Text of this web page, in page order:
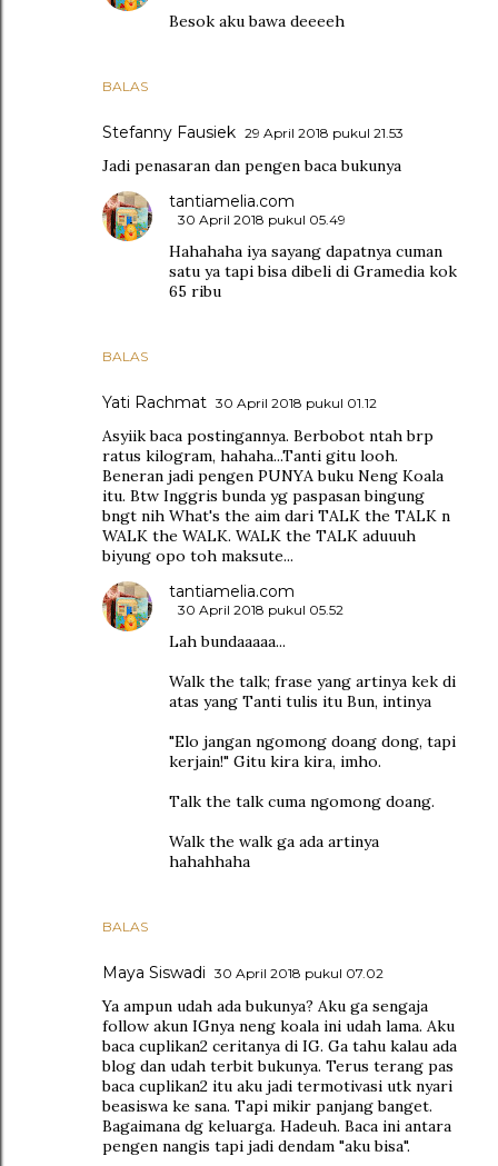
BALAS
Besok aku bawa deeeeh
Stefanny Fausiek 29 April 2018 pukul 21.53
Jadi penasaran dan pengen baca bukunya
BALAS
tantiamelia.com
30 April 2018 pukul 05.49
Hahahaha iya sayang dapatnya cuman
satu ya tapi bisa dibeli di Gramedia kok
65 ribu
Yati Rachmat 30 April 2018 pukul 01.12
Asyiik baca postingannya. Berbobot ntah brp
ratus kilogram, hahaha...Tanti gitu looh.
Beneran jadi pengen PUNYA buku Neng Koala
itu. Btw Inggris bunda yg paspasan bingung
bngt nih What's the aim dari TALK the TALK n
WALK the WALK. WALK the TALK aduuuh
biyung opo toh maksute...
BALAS
tantiamelia.com
30 April 2018 pukul 05.52
Lah bundaaaaa...
Walk the talk; frase yang artinya kek di
atas yang Tanti tulis itu Bun, intinya
"Elo jangan ngomong doang dong, tapi
kerjain!" Gitu kira kira, imho.
Talk the talk cuma ngomong doang.
Walk the walk ga ada artinya
hahahhaha
Maya Siswadi 30 April 2018 pukul 07.02
Ya ampun udah ada bukunya? Aku ga sengaja
follow akun IGnya neng koala ini udah lama. Aku
baca cuplikan2 ceritanya di IG. Ga tahu kalau ada
blog dan udah terbit bukunya. Terus terang pas
baca cuplikan2 itu aku jadi termotivasi utk nyari
beasiswa ke sana. Tapi mikir panjang banget.
Bagaimana dg keluarga. Hadeuh. Baca ini antara
pengen nangis tapi jadi dendam "aku bisa".